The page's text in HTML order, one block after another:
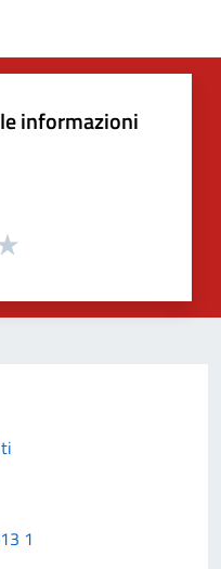
informazioni
1